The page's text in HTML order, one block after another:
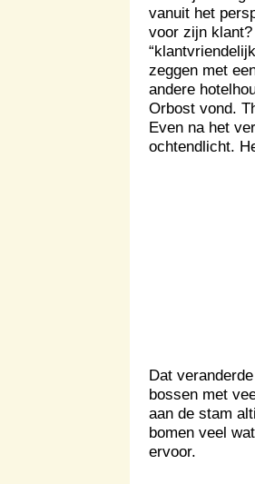
vanuit het
voor zijn
zeggen met
andere
Orbost vond.
Even na het
ochtendlicht.
Dat
bossen met
aan de stam
bomen veel
ervoor.